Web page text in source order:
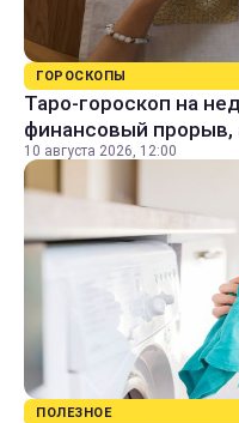
ГОРОСКОПЫ
Таро-гороскоп на
финансовый
10 августа 2026, 12:00
ПОЛЕЗНОЕ